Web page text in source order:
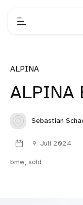
ALPINA
ALPINA
Sebastian
9. Juli 2024
bmw, sold